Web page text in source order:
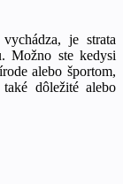
je strata
Možno ste kedysi
alebo športom,
dôležité alebo